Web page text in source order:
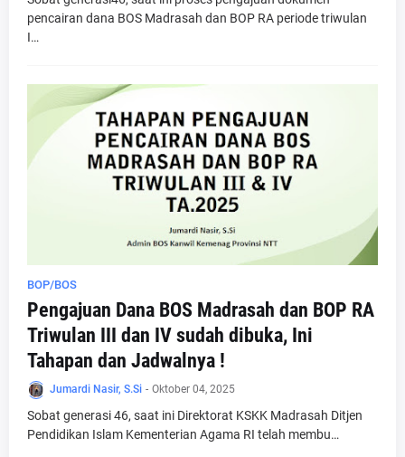
pencairan dana BOS Madrasah dan BOP RA periode triwulan
I…
BOP/BOS
Pengajuan Dana BOS Madrasah dan BOP RA
Triwulan III dan IV sudah dibuka, Ini
Tahapan dan Jadwalnya !
Jumardi Nasir, S.Si - Oktober 04, 2025
Sobat generasi 46, saat ini Direktorat KSKK Madrasah Ditjen
Pendidikan Islam Kementerian Agama RI telah membu…